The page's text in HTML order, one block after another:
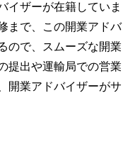
イザーが在籍していま
まで、この開業アドバ
ので、スムーズな開業
提出や運輸局での営業
開業アドバイザーがサ